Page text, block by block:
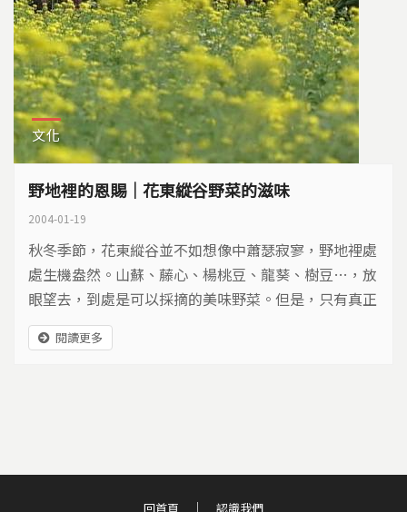
文化
野地裡的恩賜｜花東縱谷野菜的滋味
2004-01-19
秋冬季節，花東縱谷並不如想像中蕭瑟寂寥，野地裡處
處生機盎然。山蘇、藤心、楊桃豆、龍葵、樹豆…，放
眼望去，到處是可以採摘的美味野菜。但是，只有真正
的野菜專家，也就是這些在黃昏市場賣野菜的阿美族媽
媽們，才能夠精準地判斷什麼菜長在什麼地方、什麼時
閱讀更多
回首頁 認識我們